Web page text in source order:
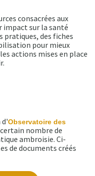
consacrées aux
impact sur la santé
pratiques, des fiches
pour mieux
actions mises en place
d'Observatoire des
nombre de
ambroisie. Ci-
de documents créés